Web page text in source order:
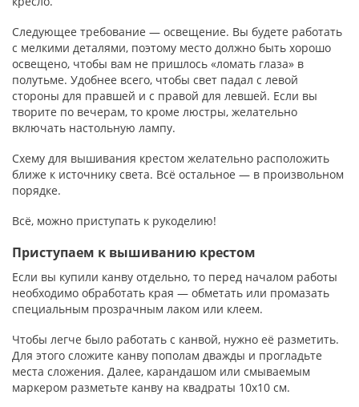
Следующее требование — освещение. Вы будете работать
с мелкими деталями, поэтому место должно быть хорошо
освещено, чтобы вам не пришлось «ломать глаза» в
полутьме. Удобнее всего, чтобы свет падал с левой
стороны для правшей и с правой для левшей. Если вы
творите по вечерам, то кроме люстры, желательно
включать настольную лампу.
Схему для вышивания крестом желательно расположить
ближе к источнику света. Всё остальное — в произвольном
порядке.
Всё, можно приступать к рукоделию!
Приступаем к вышиванию крестом
Если вы купили канву отдельно, то перед началом работы
необходимо обработать края — обметать или промазать
специальным прозрачным лаком или клеем.
Чтобы легче было работать с канвой, нужно её разметить.
Для этого сложите канву пополам дважды и прогладьте
места сложения. Далее, карандашом или смываемым
маркером разметьте канву на квадраты 10х10 см.